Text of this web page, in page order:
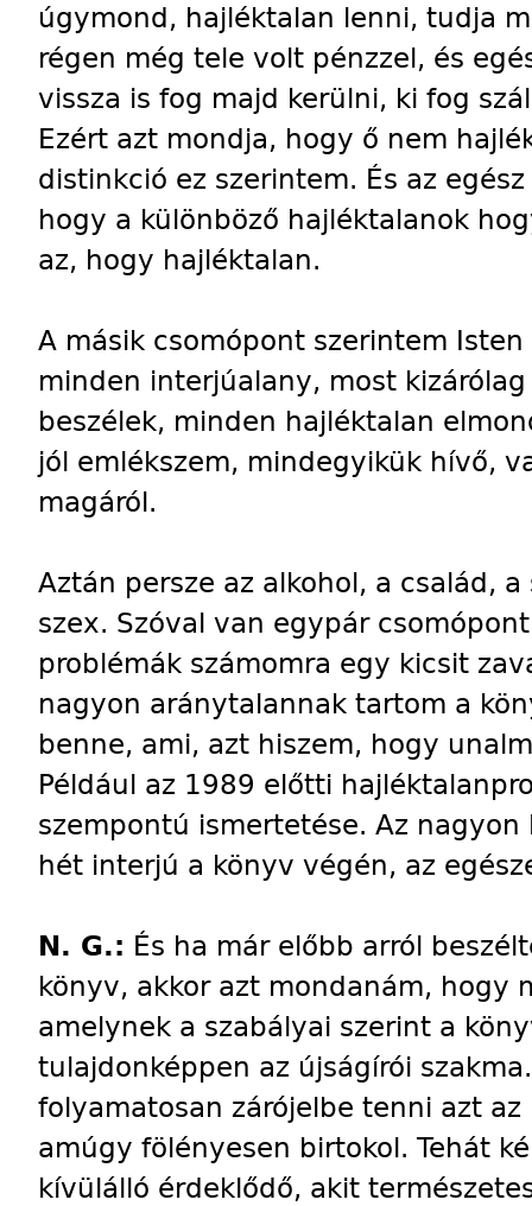
úgymond, hajléktalan lenni, tudja
régen még tele volt pénzzel, és
vissza is fog majd kerülni, ki fog
Ezért azt mondja, hogy ő nem
distinkció ez szerintem. És az
hogy a különböző hajléktalanok
az, hogy hajléktalan.
A másik csomópont szerintem
minden interjúalany, most
beszélek, minden hajléktalan
jól emlékszem, mindegyikük hívő,
magáról.
Aztán persze az alkohol, a család,
szex. Szóval van egypár
problémák számomra egy kicsit
nagyon aránytalannak tartom a
benne, ami, azt hiszem, hogy
Például az 1989 előtti
szempontú ismertetése. Az
hét interjú a könyv végén, az
N. G.: És ha már előbb arról
könyv, akkor azt mondanám, hogy
amelynek a szabályai szerint a
tulajdonképpen az újságírói
folyamatosan zárójelbe tenni azt
amúgy fölényesen birtokol. Tehát
kívülálló érdeklődő, akit